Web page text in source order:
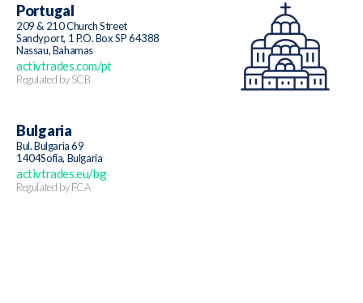
Portugal
209 & 210 Church Street
Sandyport, 1 P.O. Box SP 64388
Nassau, Bahamas
activtrades.com/pt
Regulated by SCB
Bulgaria
Bul. Bulgaria 69
1404Sofia, Bulgaria
activtrades.eu/bg
Regulated by FCA